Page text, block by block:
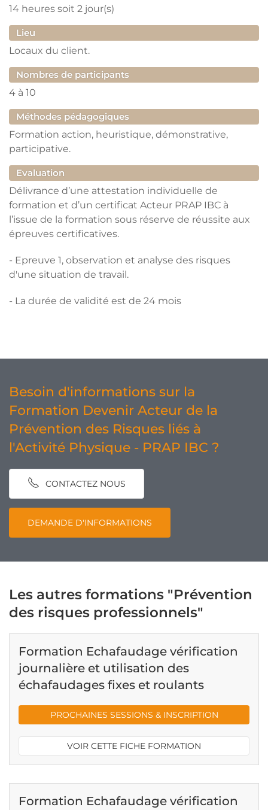
14 heures soit 2 jour(s)
Lieu
Locaux du client.
Nombres de participants
4 à 10
Méthodes pédagogiques
Formation action, heuristique, démonstrative,
participative.
Evaluation
Délivrance d’une attestation individuelle de
formation et d’un certificat Acteur PRAP IBC à
l’issue de la formation sous réserve de réussite aux
épreuves certificatives.
- Epreuve 1, observation et analyse des risques
d'une situation de travail.
- La durée de validité est de 24 mois
Besoin d'informations sur la
Formation Devenir Acteur de la
Prévention des Risques liés à
l'Activité Physique - PRAP IBC ?
CONTACTEZ NOUS
DEMANDE D'INFORMATIONS
Les autres formations "Prévention
des risques professionnels"
Formation Echafaudage vérification
journalière et utilisation des
échafaudages fixes et roulants
PROCHAINES SESSIONS & INSCRIPTION
VOIR CETTE FICHE FORMATION
Formation Echafaudage vérification